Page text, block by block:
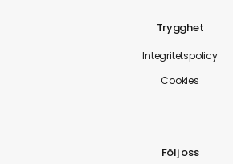
Trygghet
Integritetspolicy
Cookies
Följ oss